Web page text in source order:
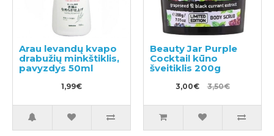
Arau levandų kvapo
drabužių minkštiklis,
pavyzdys 50ml
1,99€
Beauty Jar Purple
Cocktail kūno
šveitiklis 200g
3,00€ 3,50€